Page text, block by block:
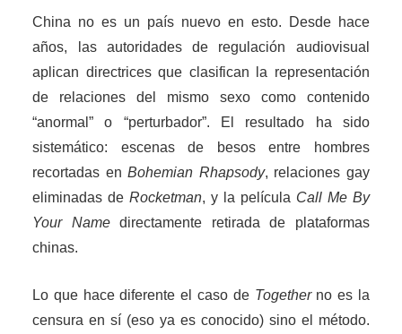
China no es un país nuevo en esto. Desde hace
años, las autoridades de regulación audiovisual
aplican directrices que clasifican la representación
de relaciones del mismo sexo como contenido
“anormal” o “perturbador”. El resultado ha sido
sistemático: escenas de besos entre hombres
recortadas enBohemian Rhapsody, relaciones gay
eliminadas deRocketman, y la película Call Me By
Your Namedirectamente retirada de plataformas
chinas.
Lo que hace diferente el caso de Togetherno es la
censura en sí (eso ya es conocido) sino el método.